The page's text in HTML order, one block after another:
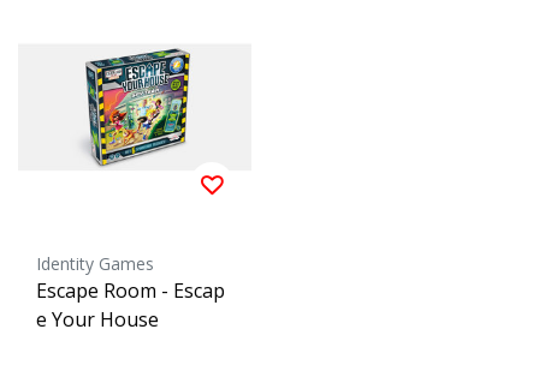
Identity Games
Escape Room - Escap
e Your House